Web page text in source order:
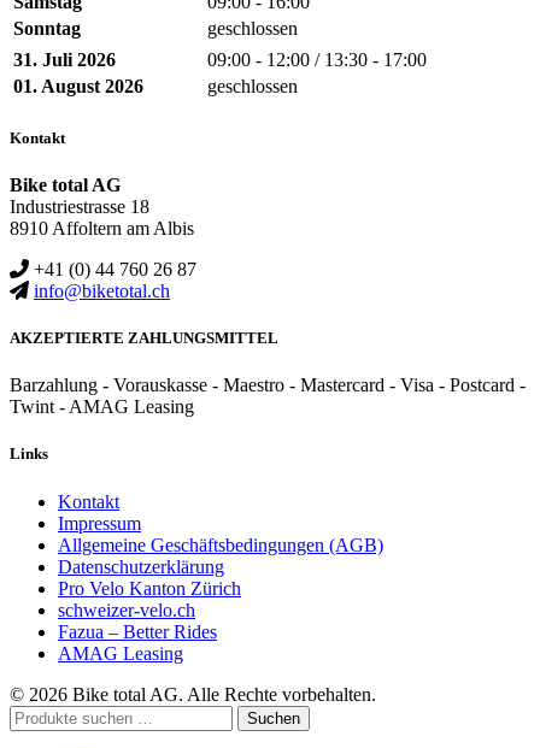
Sonntag
geschlossen
31. Juli 2026
09:00 - 12:00 / 13:30 - 17:00
01. August 2026
geschlossen
Kontakt
Bike total AG
Industriestrasse 18
8910 Affoltern am Albis
+41 (0) 44 760 26 87
info@biketotal.ch
AKZEPTIERTE ZAHLUNGSMITTEL
Barzahlung - Vorauskasse - Maestro - Mastercard - Visa - Postcard -
Twint - AMAG Leasing
Links
Kontakt
Impressum
Allgemeine Geschäftsbedingungen (AGB)
Datenschutzerklärung
Pro Velo Kanton Zürich
schweizer-velo.ch
Fazua – Better Rides
AMAG Leasing
© 2026 Bike total AG. Alle Rechte vorbehalten.
Suchen
nach:
Suchen